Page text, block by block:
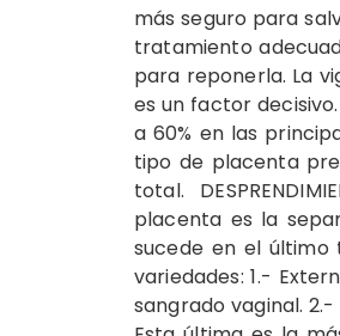
más seguro para
tratamiento
para reponerla. La
es un factor
a 60% en las
tipo de placenta
total.
placenta es la
sucede en el
variedades: 1.-
sangrado vaginal.